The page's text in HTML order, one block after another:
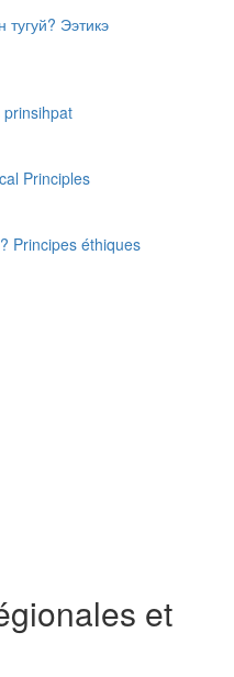
тугуй? Ээтикэ
prinsihpat
Principles
Principes éthiques
et